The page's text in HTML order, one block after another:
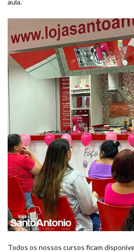
Todos os nossos cursos ficam